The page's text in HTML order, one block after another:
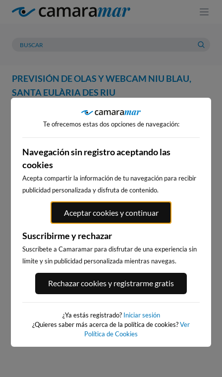
PREVISIÓN DE OLAS Y WEBCAM NIU BLAU,
SANTA EULÀRIA DES RIU
PREVISIÓN METEOROLOGÍA
WEBCAM NIU BLAU, SANTA
EULÀRIA DES RIU
WEBCAMS CERCANAS
PORT ANDRATX
94km · Andratx
PLAYA DE LA GRAVA
0.1 m CHOPI
Te ofrecemos estas dos opciones de navegación:
Navegación sin registro aceptando las
cookies
Acepta compartir la información de tu navegación para recibir
publicidad personalizada y disfruta de contenido.
Aceptar cookies y continuar
Suscribirme y rechazar
Suscríbete a Camaramar para disfrutar de una experiencia sin
límite y sin publicidad personalizada mientras navegas.
Rechazar cookies y registrarme gratis
¿Ya estás registrado? Iniciar sesión
¿Quieres saber más acerca de la política de cookies?Ver
Política de Cookies